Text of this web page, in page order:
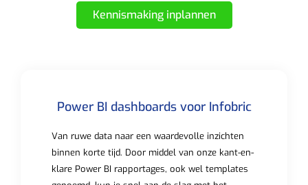
Kennismaking inplannen
Power BI dashboards voor Infobric
Van ruwe data naar een waardevolle inzichten
binnen korte tijd. Door middel van onze kant-en-
klare Power BI rapportages, ook wel templates